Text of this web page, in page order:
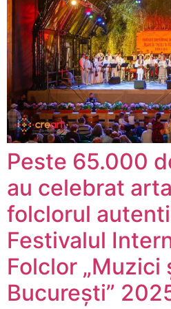
Peste 65.000
au celebrat
folclorul
Festivalul
Folclor „Muzici
București”